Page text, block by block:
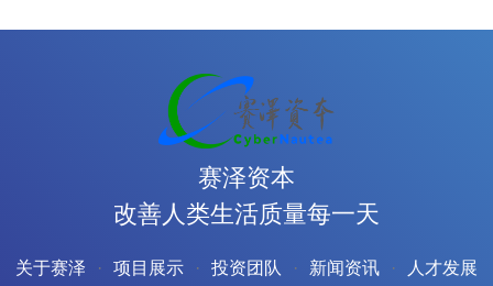
赛泽资本
改善人类生活质量每一天
关于赛泽 项目展示 投资团队 新闻资讯 人才发展